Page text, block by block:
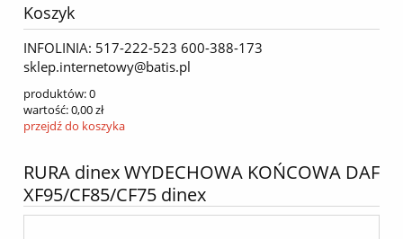
Koszyk
INFOLINIA: 517-222-523 600-388-173
sklep.internetowy@batis.pl
produktów:0
wartość:0,00 zł
przejdź do koszyka
RURA dinex WYDECHOWA KOŃCOWA DAF
XF95/CF85/CF75 dinex